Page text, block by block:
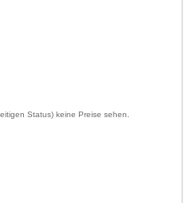
Status) keine Preise sehen.